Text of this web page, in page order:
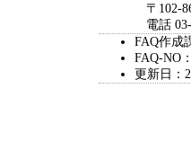
〒102-
電話 03-
FAQ作成
FAQ-NO
更新日：